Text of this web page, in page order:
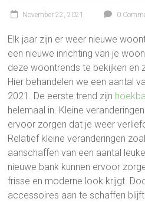
November 22, 2021 0
Elk jaar zijn er weer nieuwe
een nieuwe inrichting van je
deze woontrends te bekijken en
Hier behandelen we een aantal
2021. De eerste trend zijn
helemaal in. Kleine
ervoor zorgen dat je weer
Relatief kleine veranderingen
aanschaffen van een aantal
nieuwe bank kunnen ervoor
frisse en moderne look krijgt.
accessoires aan te schaffen